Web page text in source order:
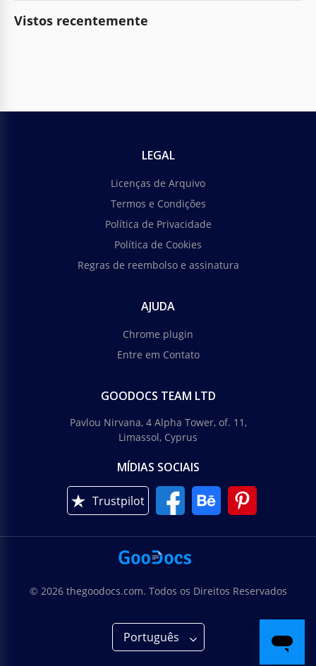
Vistos recentemente
LEGAL
Licenças de Arquivo
Termos e Condições
Política de Privacidade
Política de Cookies
Regras de reembolso e assinatura
AJUDA
Chrome plugin
Entre em Contato
GOODOCS TEAM LTD
Pavlou Nirvana, 4 Alpha Tower, of. 11,
Limassol, Cyprus
MÍDIAS SOCIAIS
Trustpilot
© 2026 thegoodocs.com. Todos os Direitos Reservados
Português